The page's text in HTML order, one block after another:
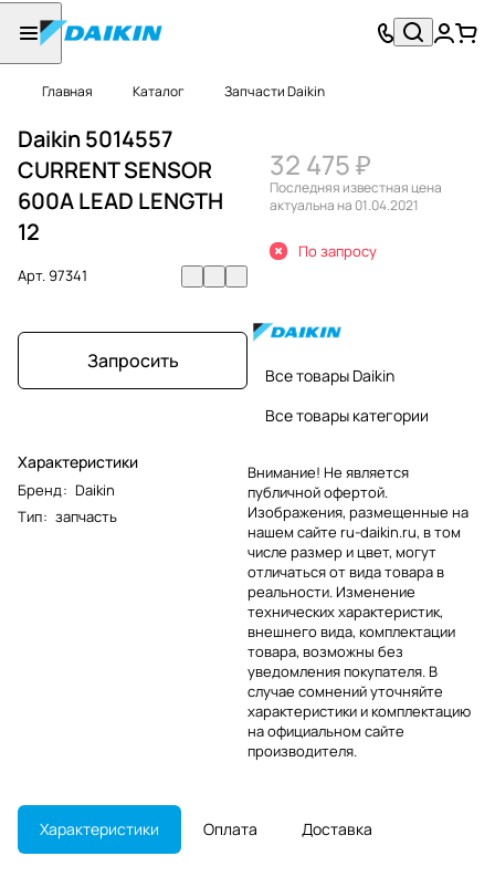
Главная Каталог Запчасти Daikin
Daikin 5014557
CURRENT SENSOR
600A LEAD LENGTH
12
Арт.97341
Запросить
Характеристики
Бренд: Daikin
Тип: запчасть
32 475 ₽
Последняя известная цена
актуальна на 01.04.2021
По запросу
Все товары Daikin
Все товары категории
Внимание! Не является
публичной офертой.
Изображения, размещенные на
нашем сайте ru-daikin.ru, в том
числе размер и цвет, могут
отличаться от вида товара в
реальности. Изменение
технических характеристик,
внешнего вида, комплектации
товара, возможны без
уведомления покупателя. В
случае сомнений уточняйте
характеристики и комплектацию
на официальном сайте
производителя.
Характеристики Оплата Доставка